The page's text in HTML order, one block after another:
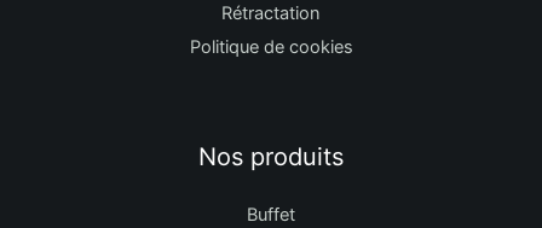
Rétractation
Politique de cookies
Nos produits
Buffet